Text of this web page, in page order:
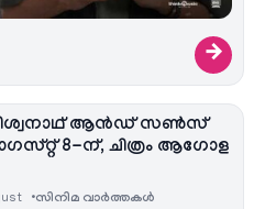
→
ആൻഡ് സൺസ്
8-ന്, ചിത്രം ആഗോള
സിനിമ വാര്‍ത്തകള്‍